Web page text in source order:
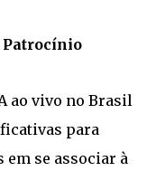
Patrocínio
ao vivo no Brasil
para
em se associar à